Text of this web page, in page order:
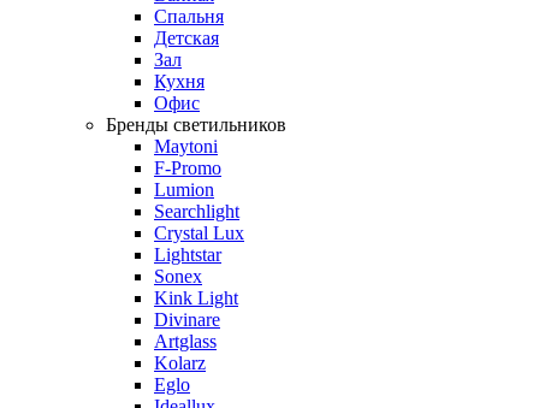
Спальня
Детская
Зал
Кухня
Офис
Бренды светильников
Maytoni
F-Promo
Lumion
Searchlight
Crystal Lux
Lightstar
Sonex
Kink Light
Divinare
Artglass
Kolarz
Eglo